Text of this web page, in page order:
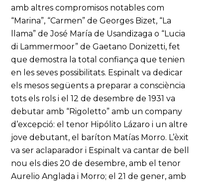
amb altres compromisos notables com
“Marina”, “Carmen” de Georges Bizet, “La
llama” de José María de Usandizaga o “Lucia
di Lammermoor” de Gaetano Donizetti, fet
que demostra la total confiança que tenien
en les seves possibilitats. Espinalt va dedicar
els mesos següents a preparar a consciència
tots els rols i el 12 de desembre de 1931 va
debutar amb “Rigoletto” amb un company
d’excepció: el tenor Hipólito Lázaro i un altre
jove debutant, el baríton Matías Morro. L’èxit
va ser aclaparador i Espinalt va cantar de bell
nou els dies 20 de desembre, amb el tenor
Aurelio Anglada i Morro; el 21 de gener, amb